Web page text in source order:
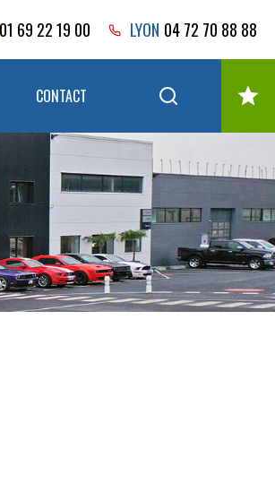
01 69 22 19 00 LYON 04 72 70 88 88
CONTACT